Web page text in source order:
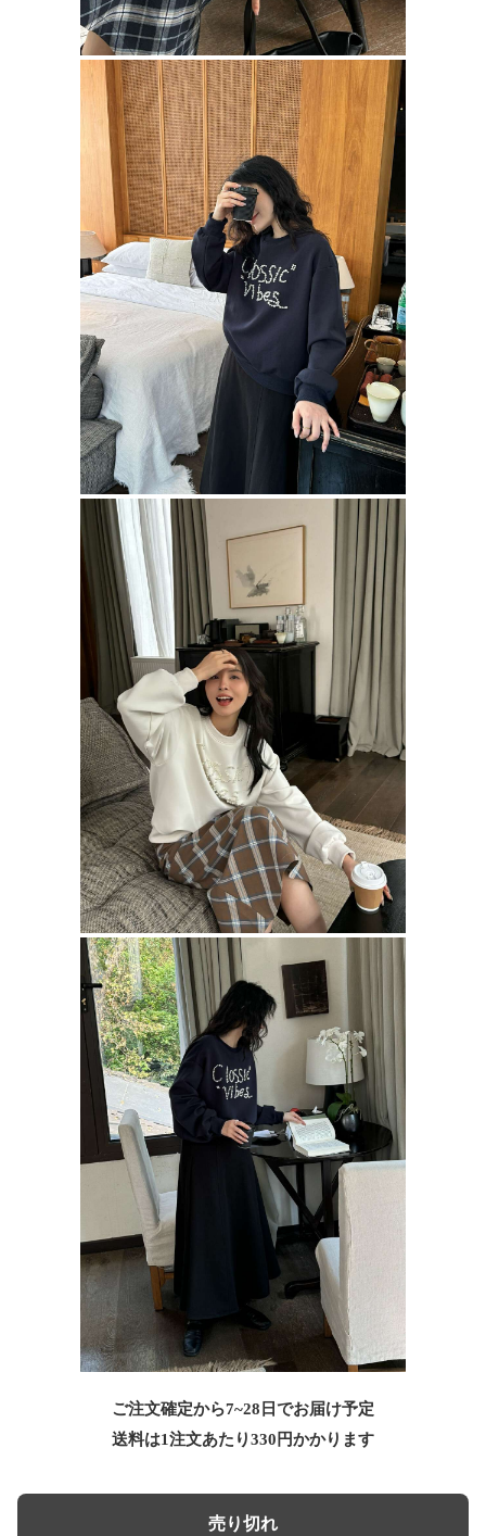
ご注文確定から7~28日でお届け予定
送料は1注文あたり330 円かかります
売り切れ